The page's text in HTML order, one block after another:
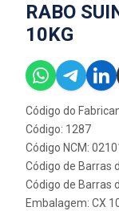
RABO
10KG
Código do
Código: 1287
Código NCM:
Código de Barras
Código de Barras
Embalagem: CX